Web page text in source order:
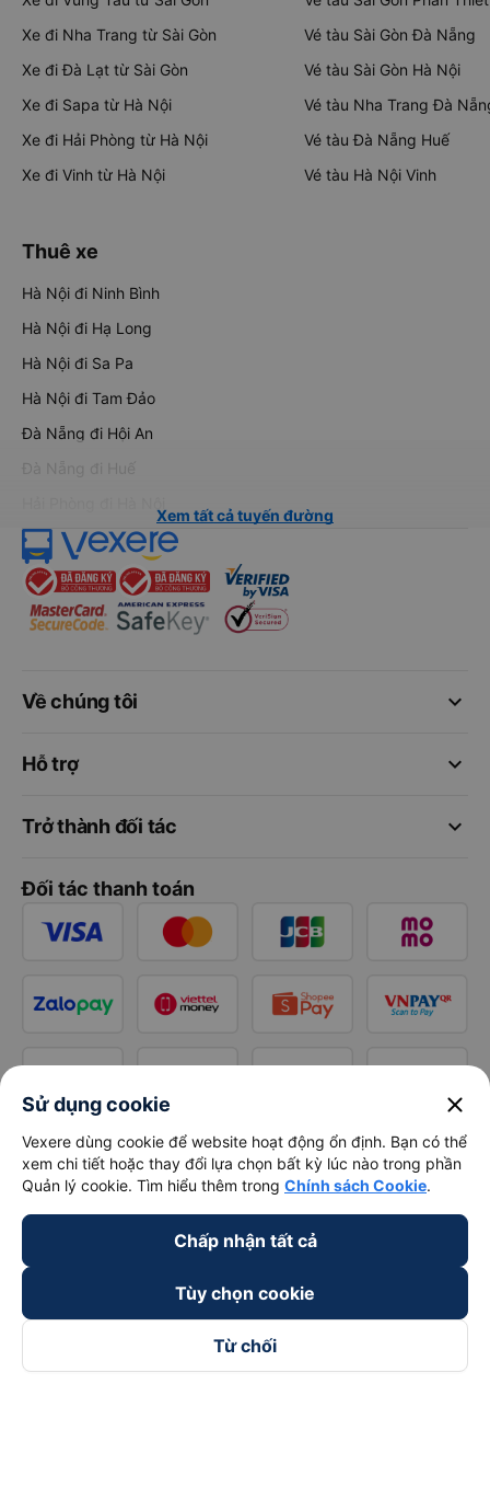
Xe đi Nha Trang từ Sài Gòn
Xe đi Đà Lạt từ Sài Gòn
Xe đi Sapa từ Hà Nội
Xe đi Hải Phòng từ Hà Nội
Xe đi Vinh từ Hà Nội
Vé tàu Sài Gòn Đà Nẵng
Vé tàu Sài Gòn Hà Nội
Vé tàu Nha Trang Đà
Vé tàu Đà Nẵng Huế
Vé tàu Hà Nội Vinh
Thuê xe
Hà Nội đi Ninh Bình
Hà Nội đi Hạ Long
Hà Nội đi Sa Pa
Hà Nội đi Tam Đảo
Đà Nẵng đi Hội An
Đà Nẵng đi Huế
Xem tất cả tuyến đường
keyboard_arrow_down
Về chúng tôi
keyboard_arrow_down
Hỗ trợ
keyboard_arrow_down
Trở thành đối tác
Đối tác thanh toán
Sử dụng cookie close
Vexere dùng cookie để website hoạt động ổn định. Bạn có thể
xem chi tiết hoặc thay đổi lựa chọn bất kỳ lúc nào trong phần
Quản lý cookie. Tìm hiểu thêm trong Chính sách Cookie.
Chấp nhận tất cả
Tùy chọn cookie
Từ chối